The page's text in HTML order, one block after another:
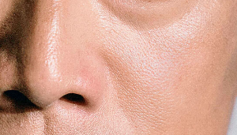
進化するソーシャルに寄り添いたい。
た時間から解き放たれつつある世代の
かに彩る『AdvancedTime』が発信する
、より速やかに、活用できる
会員組織を設けました。